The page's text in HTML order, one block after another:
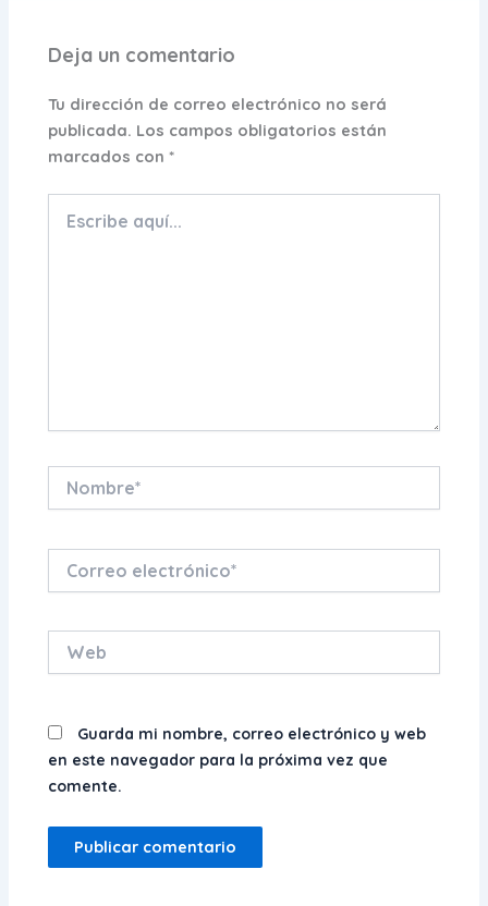
Deja un comentario
Tu dirección de correo electrónico no será
publicada. Los campos obligatorios están
marcados con*
aquí...
electrónico*
Guarda mi nombre, correo electrónico y web
en este navegador para la próxima vez que
comente.